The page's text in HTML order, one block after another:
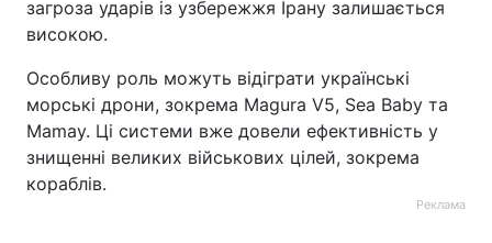
загроза ударів із узбережжя Ірану залишається
високою.
Особливу роль можуть відіграти українські
морські дрони, зокрема Magura V5, Sea Baby та
Mamay. Ці системи вже довели ефективність у
знищенні великих військових цілей, зокрема
кораблів.
Реклама